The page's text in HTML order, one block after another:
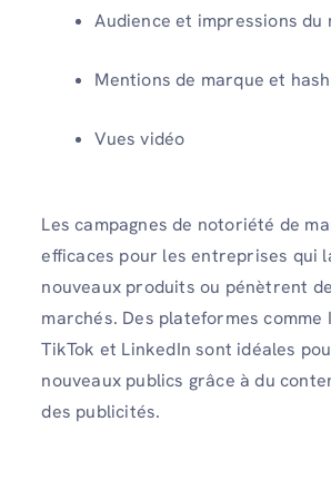
Audience et impressions du
Mentions de marque et
Vues vidéo
Les campagnes de notoriété de
efficaces pour les entreprises qui
nouveaux produits ou pénètrent
marchés. Des plateformes comme
TikTok et LinkedIn sont idéales
nouveaux publics grâce à du
des publicités.